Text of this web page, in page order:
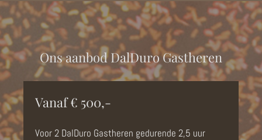
Ons aanbod DalDuro Gastheren
Vanaf € 500,-
Voor 2 DalDuro Gastheren gedurende 2,5 uur